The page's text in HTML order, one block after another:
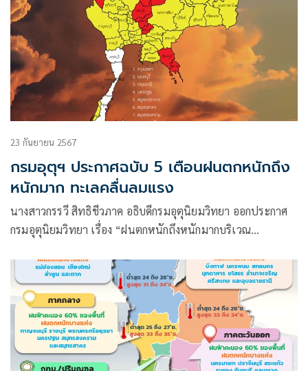
23 กันยายน 2567
กรมอุตุฯ ประกาศฉบับ 5 เตือนฝนตกหนักถึง
หนักมาก ทะเลคลื่นลมแรง
นางสาวกรรวี สิทธิชีวภาค อธิบดีกรมอุตุนิยมวิทยา ออกประกาศ
กรมอุตุนิยมวิทยา เรื่อง “ฝนตกหนักถึงหนักมากบริเวณ
ตอนบน”